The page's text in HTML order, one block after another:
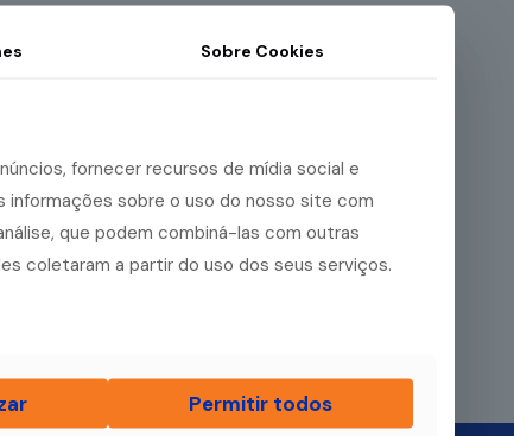
Sobre Cookies
fornecer recursos de mídia social e
informações sobre o uso do nosso site com
que podem combiná-las com outras
coletaram a partir do uso dos seus serviços.
Permitir todos